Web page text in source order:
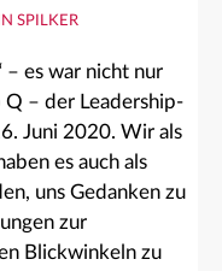
SPILKER
– es war nicht nur
Q – der Leadership-
Juni 2020. Wir als
es auch als
uns Gedanken zu
zur
Blickwinkeln zu